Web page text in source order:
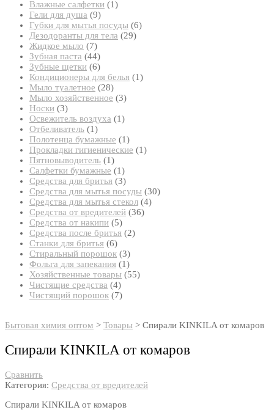
товаров
Влажные салфетки 11
Гели для душа 99
товаров
Губки для мытья посуды 66
Дезодоранты для тела 2929
Жидкое мыло 77
товаров
Зубная паста 4444
товара
Зубные щетки 66
товаров
Кондиционеры для белья 11
Мыло туалетное 2828
товаров
Мыло хозяйственное 33
Носки 33
товара
Освежитель воздуха 11
Отбеливатель 11
товар
Полотенца бумажные 11
товар
Прокладки гигиенические 11
Пятновыводитель 11
товар
Салфетки бумажные 11
товар
Средства для бритья 33
товара
Средства для мытья посуды 3030
Средства для мытья стекол 44
Средства от вредителей 3636
Средства от накипи 55
товаров
Средства после бритья 22
Станки для бритья 66
товаров
Стиральный порошок 33
товара
Фольга для запекания 11
товар
Хозяйственные товары 5555
Чистящие средства 44
товара
Чистящий порошок 77
Бытовая химия оптом > Товары > Спирали KINKILA от комаров
Спирали KINKILA от комаров
Сравнить
Категория: Средства от вредителей
Спирали KINKILA от комаров